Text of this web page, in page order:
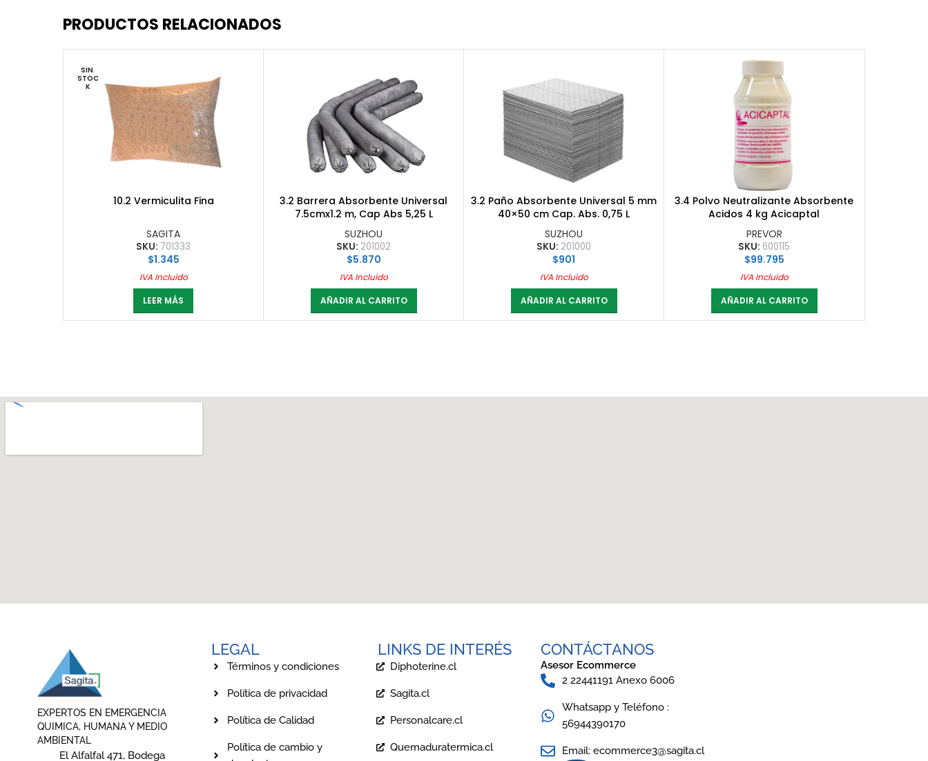
PRODUCTOS RELACIONADOS
SIN
STOC
K
10.2 Vermiculita Fina
SAGITA
SKU: 701333
$1.345
IVA Incluido
LEER MÁS
3.2 Barrera Absorbente Universal
7.5cmx1.2 m, Cap Abs 5,25 L
SUZHOU
SKU: 201002
$5.870
IVA Incluido
AÑADIR AL CARRITO
3.2 Paño Absorbente Universal 5 mm
40×50 cm Cap. Abs. 0,75 L
SUZHOU
SKU: 201000
$901
IVA Incluido
AÑADIR AL CARRITO
3.4 Polvo Neutralizante Absorbente
Acidos 4 kg Acicaptal
PREVOR
SKU: 600115
$99.795
IVA Incluido
AÑADIR AL CARRITO
EXPERTOS EN EMERGENCIA
QUIMICA, HUMANA Y MEDIO
AMBIENTAL
El Alfalfal 471, Bodega
LEGAL
Términos y condiciones
Política de privacidad
Política de Calidad
Política de cambio y
LINKS DE INTERÉS
Diphoterine.cl
Sagita.cl
Personalcare.cl
Quemaduratermica.cl
CONTÁCTANOS
Asesor Ecommerce
2 22441191 Anexo 6006
Whatsapp y Teléfono :
56944390170
Email: ecommerce3@sagita.cl